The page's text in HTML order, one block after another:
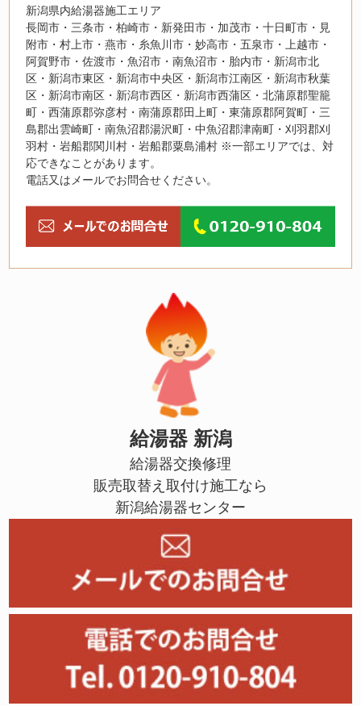
新潟県内給湯器施工エリア
長岡市・三条市・柏崎市・新発田市・加茂市・十日町市・見
附市・村上市・燕市・糸魚川市・妙高市・五泉市・上越市・
阿賀野市・佐渡市・魚沼市・南魚沼市・胎内市・新潟市北
区・新潟市東区・新潟市中央区・新潟市江南区・新潟市秋葉
区・新潟市南区・新潟市西区・新潟市西蒲区・北蒲原郡聖籠
町・西蒲原郡弥彦村・南蒲原郡田上町・東蒲原郡阿賀町・三
島郡出雲崎町・南魚沼郡湯沢町・中魚沼郡津南町・刈羽郡刈
羽村・岩船郡関川村・岩船郡粟島浦村 ※一部エリアでは、対
応できなことがあります。
電話又はメールでお問合せください。
給湯器 新潟
給湯器交換修理
販売取替え取付け施工なら
新潟給湯器センター